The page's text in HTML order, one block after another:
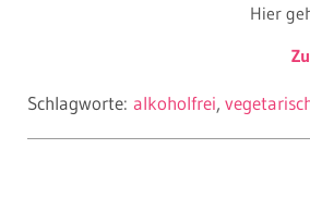
Hier
Schlagworte: alkoholfrei